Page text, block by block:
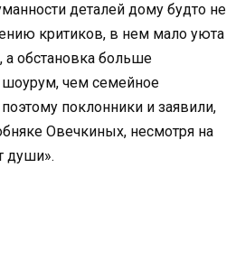
деталей дому будто не
критиков, в нем мало уюта
обстановка больше
шоурум, чем семейное
поклонники и заявили,
Овечкиных, несмотря на
души».